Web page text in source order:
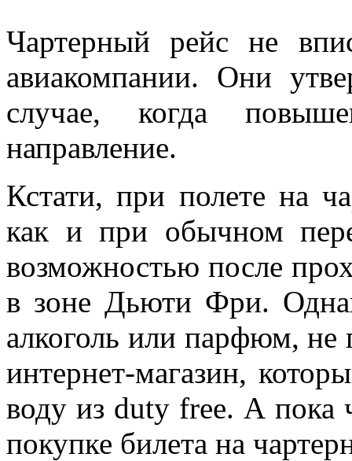
Чартерный рейс не
авиакомпании. Они
случае, когда
направление.
Кстати, при полете на
как и при обычном
возможностью после
в зоне Дьюти Фри.
алкоголь или парфюм, не
интернет-магазин,
воду из duty free. А пока
покупке билета на